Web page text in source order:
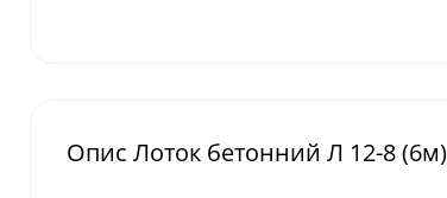
Опис Лоток бетонний Л 12-8 (6м)